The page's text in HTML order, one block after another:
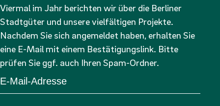
Viermal im Jahr berichten wir über die Berliner
Stadtgüter und unsere vielfältigen Projekte.
Nachdem Sie sich angemeldet haben, erhalten Sie
eine E-Mail mit einem Bestätigungslink. Bitte
prüfen Sie ggf. auch Ihren Spam-Ordner.